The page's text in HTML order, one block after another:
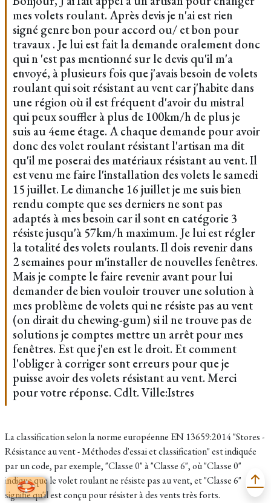
mes volets roulant. Après devis je n'ai est rien
signé genre bon pour accord ou/ et bon pour
travaux . Je lui est fait la demande oralement donc
qui n 'est pas mentionné sur le devis qu'il m'a
envoyé, à plusieurs fois que j'avais besoin de volets
roulant qui soit résistant au vent car j'habite dans
une région où il est fréquent d'avoir du mistral
qui peux souffler à plus de 100km/h de plus je
suis au 4eme étage. A chaque demande pour avoir
donc des volet roulant résistant l'artisan ma dit
qu'il me poserai des matériaux résistant au vent. Il
est venu me faire l'installation des volets le samedi
15 juillet. Le dimanche 16 juillet je me suis bien
rendu compte que ses derniers ne sont pas
adaptés à mes besoin car il sont en catégorie 3
résiste jusqu'à 57km/h maximum. Je lui est régler
la totalité des volets roulants. Il dois revenir dans
2 semaines pour m'installer de nouvelles fenêtres.
Mais je compte le faire revenir avant pour lui
demander de bien vouloir trouver une solution à
mes problème de volets qui ne résiste pas au vent
(on dirait du chewing-gum) si il ne trouve pas de
solutions je comptes mettre un arrêt pour mes
fenêtres. Est que j'en est le droit. Et comment
l'obliger à corriger sont erreurs pour que je
puisse avoir des volets résistant au vent. Merci
pour votre réponse. Cdlt. Ville:Istres
La classification selon la norme européenne EN 13659:2014 "Stores -
Résistance au vent - Méthodes d'essai et classification" est indiquée
par un code, par exemple, "Classe 0" à "Classe 6", où "Classe 0"
indique que le volet roulant ne résiste pas au vent, et "Classe 6"
signifie qu'il est conçu pour résister à des vents très forts.